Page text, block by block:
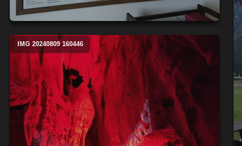
IMG 20240809 160446